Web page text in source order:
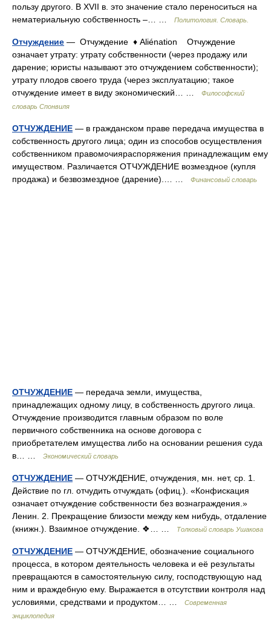
пользу другого. В XVII в. это значение стало переноситься на
нематериальную собственность –… …
Политология. Словарь.
Отчуждение — Отчуждение ♦ Aliénation Отчуждение
означает утрату: утрату собственности (через продажу или
дарение; юристы называют это отчуждением собственности);
утрату плодов своего труда (через эксплуатацию; такое
отчуждение имеет в виду экономический… …
Философский
словарь Спонвиля
ОТЧУЖДЕНИЕ — в гражданском праве передача имущества в
собственность другого лица; один из способов осуществления
собственником правомочияраспоряжения принадлежащим ему
имуществом. Различается ОТЧУЖДЕНИЕ возмездное (купля
продажа) и безвозмездное (дарение).… …
Финансовый словарь
ОТЧУЖДЕНИЕ — передача земли, имущества,
принадлежащих одному лицу, в собственность другого лица.
Отчуждение производится главным образом по воле
первичного собственника на основе договора с
приобретателем имущества либо на основании решения суда
в… …
Экономический словарь
ОТЧУЖДЕНИЕ — ОТЧУЖДЕНИЕ, отчуждения, мн. нет, ср. 1.
Действие по гл. отчудить отчуждать (офиц.). «Конфискация
означает отчуждение собственности без вознаграждения.»
Ленин. 2. Прекращение близости между кем нибудь, отдаление
(книжн.). Взаимное отчуждение. ❖… …
Толковый словарь Ушакова
ОТЧУЖДЕНИЕ — ОТЧУЖДЕНИЕ, обозначение социального
процесса, в котором деятельность человека и её результаты
превращаются в самостоятельную силу, господствующую над
ним и враждебную ему. Выражается в отсутствии контроля над
условиями, средствами и продуктом… …
Современная
энциклопедия